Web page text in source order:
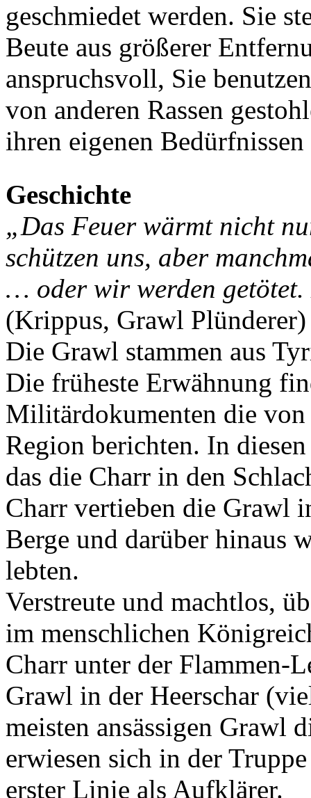
geschmiedet werden. Sie
Beute aus größerer
anspruchsvoll, Sie
von anderen Rassen
ihren eigenen Bedürfnissen
Geschichte
„Das Feuer wärmt nicht
schützen uns, aber
… oder wir werden
(Krippus, Grawl Plünderer)
Die Grawl stammen aus
Die früheste Erwähnung
Militärdokumenten die
Region berichten. In
das die Charr in den
Charr vertieben die Grawl
Berge und darüber hinaus
lebten.
Verstreute und machtlos,
im menschlichen
Charr unter der Flammen-
Grawl in der Heerschar
meisten ansässigen Grawl
erwiesen sich in der
erster Linie als Aufklärer.